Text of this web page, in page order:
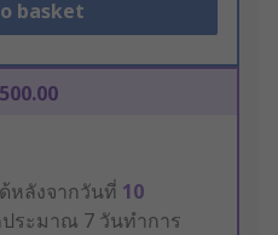
basket
หลังจากวันที่ 10
ระมาณ 7 วันทำการ